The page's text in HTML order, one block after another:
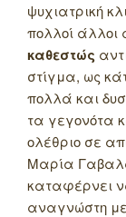
ψυχιατρική
πολλοί άλλοι
καθεστώς
στίγμα, ως
πολλά και
τα γεγονότα
ολέθριο σε
Μαρία
καταφέρνει
αναγνώστη